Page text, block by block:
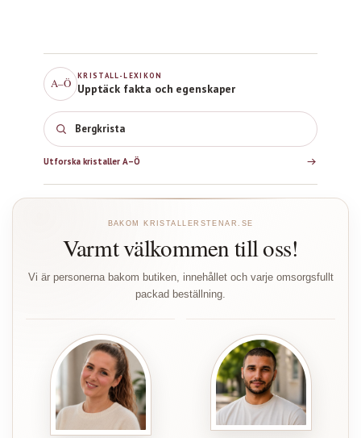
A–Ö
KRISTALL-LEXIKON
Upptäck fakta och egenskaper
Bergkristall
Utforska kristaller A–Ö
BAKOM KRISTALLERSTENAR.SE
Varmt välkommen till oss!
Vi är personerna bakom butiken, innehållet och varje omsorgsfullt
packad beställning.